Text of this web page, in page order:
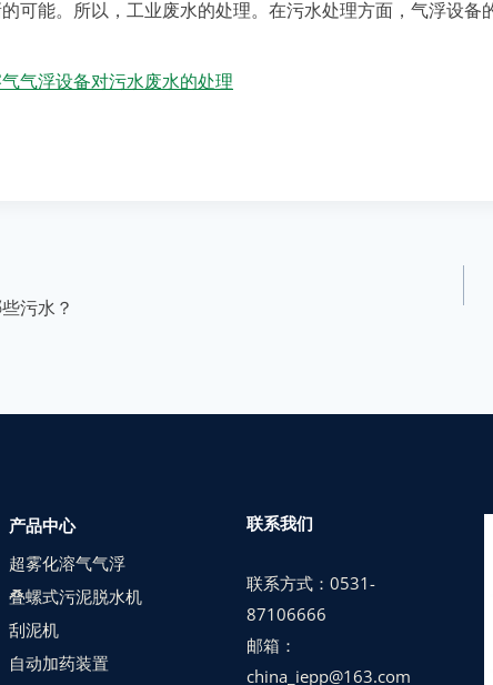
可能。所以，工业废水的处理。在污水处理方面，气浮设备
气浮设备对污水废水的处理
污水？
产品中心
超雾化溶气气浮
叠螺式污泥脱水机
刮泥机
自动加药装置
联系我们
联系方式：0531-
87106666
邮箱：
china_iepp@163.com